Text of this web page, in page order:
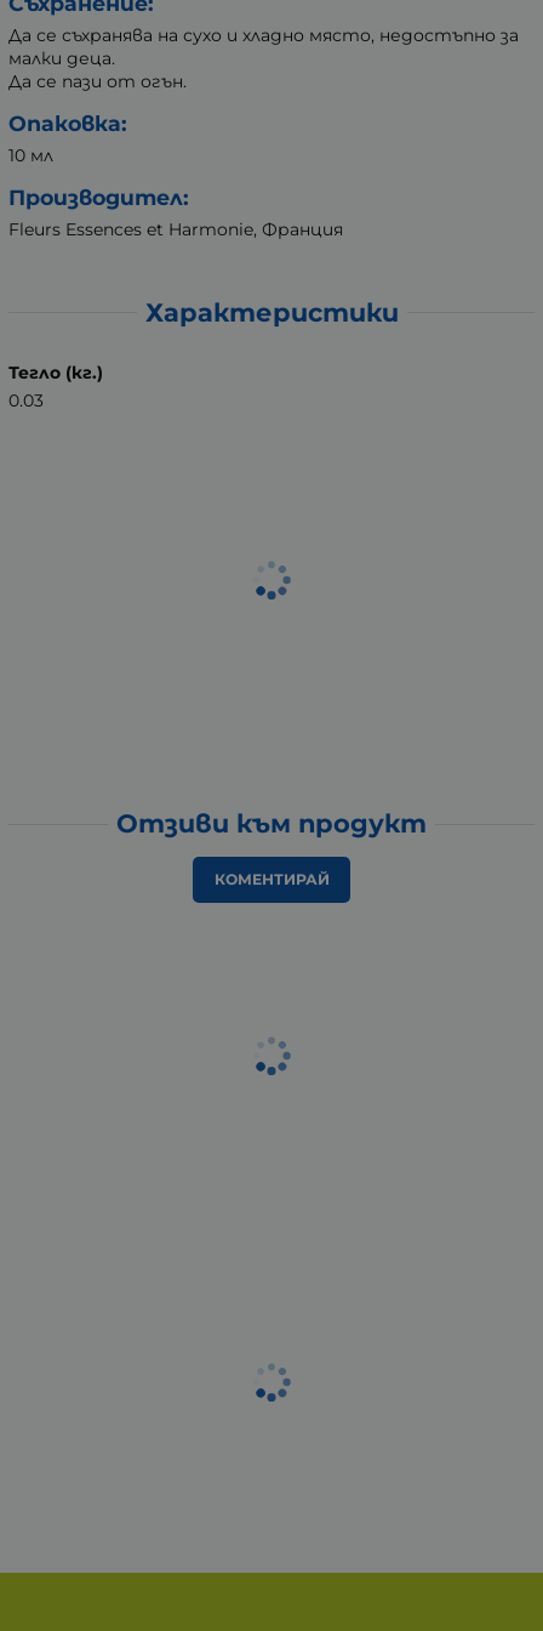
Да се съхранява на сухо и хладно място, недостъпно за
малки деца.
Да се пази от огън.
Опаковка:
10 мл
Производител:
Fleurs Essences et Harmonie, Франция
Характеристики
Тегло (кг.)
0.03
Отзиви към продукт
КОМЕНТИРАЙ